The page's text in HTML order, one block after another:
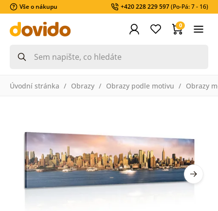
Vše o nákupu +420 228 229 597(Po-Pá: 7 - 16)
0
Úvodní stránka Obrazy Obrazy podle motivu Obrazy